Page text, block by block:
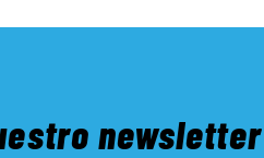
newsletter